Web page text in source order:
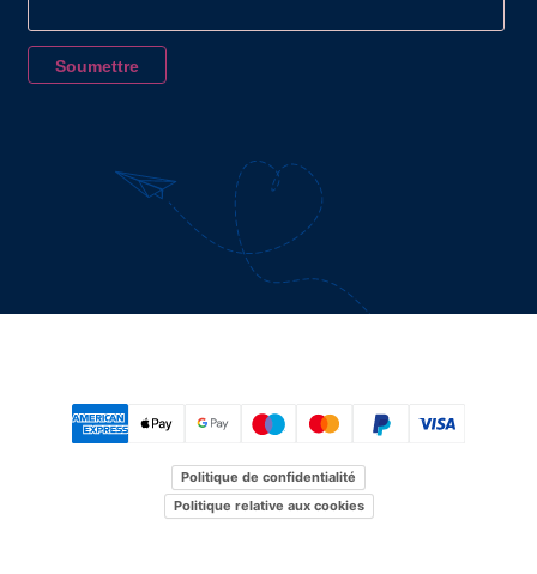
Politique de confidentialité
Politique relative aux cookies